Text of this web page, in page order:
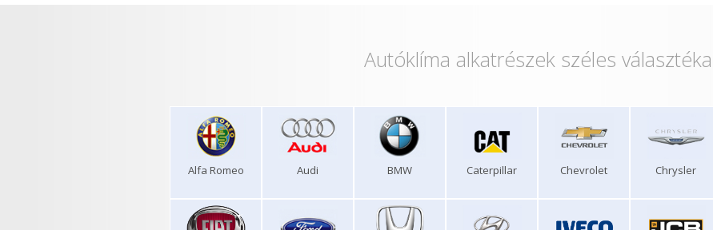
Autóklíma alkatrészek széles választéka
Alfa Romeo Audi BMW Caterpillar Chevrolet Chrysler